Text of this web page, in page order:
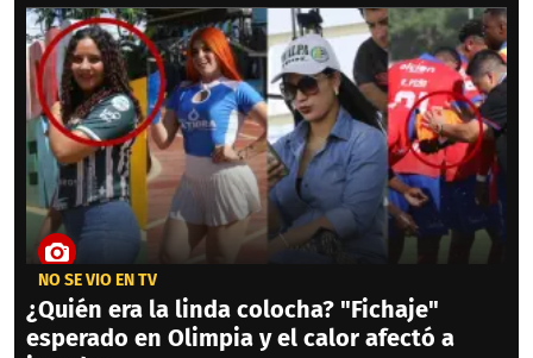
NO SE VIO EN TV
¿Quién era la linda colocha? "Fichaje"
esperado en Olimpia y el calor afectó a